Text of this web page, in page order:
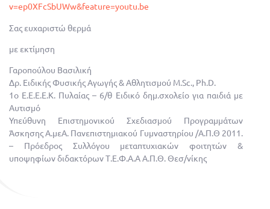
v=ep0XFcSbUWw&feature=youtu.be
Σας ευχαριστώ θερμά
με εκτίμηση
Γαροπούλου Βασιλική
Δρ. Ειδικής Φυσικής Αγωγής & Αθλητισμού M.Sc., Ph.D.
1ο Ε.Ε.Ε.Ε.Κ. Πυλαίας – 6/θ Ειδικό δημ.σχολείο για παιδιά με
Αυτισμό
Υπεύθυνη Επιστημονικού Σχεδιασμού Προγραμμάτων
Άσκησης Α.μεΑ. Πανεπιστημιακού Γυμναστηρίου /Α.Π.Θ 2011.
– Πρόεδρος Συλλόγου μεταπτυχιακών φοιτητών &
υποψηφίων διδακτόρων Τ.Ε.Φ.Α.Α Α.Π.Θ. Θεσ/νίκης